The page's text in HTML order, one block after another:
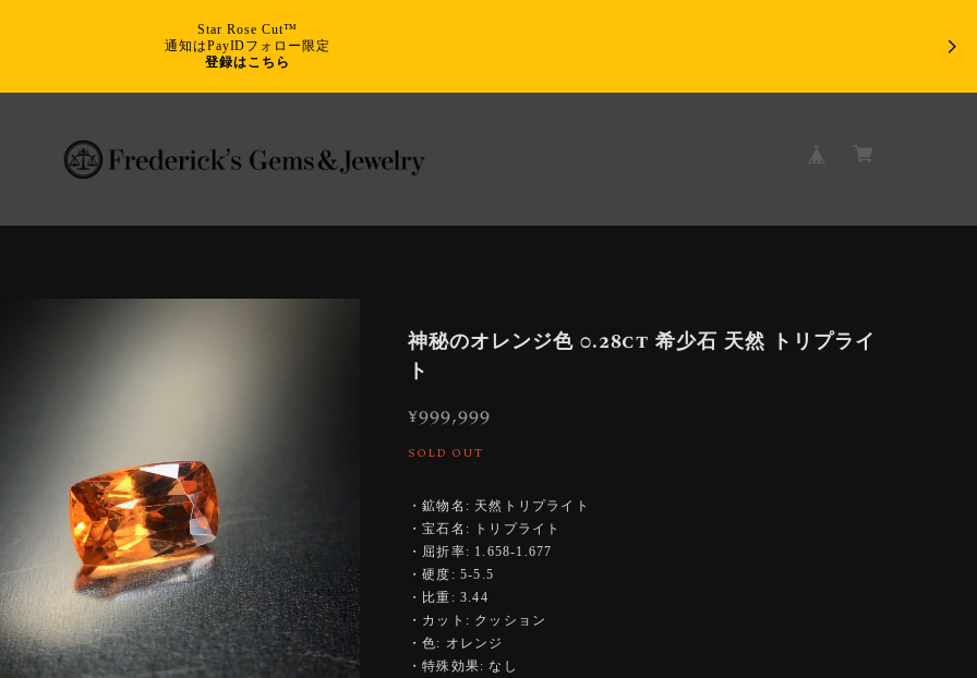
Star Rose Cut™
通知はPayIDフォロー限定
登録はこちら
神秘のオレンジ色 0.28ct 希少石 天然 トリプライ
ト
¥999,999
SOLD OUT
・鉱物名: 天然トリプライト
・宝石名: トリプライト
・屈折率: 1.658-1.677
・硬度: 5-5.5
・比重: 3.44
・カット: クッション
・色: オレンジ
・特殊効果: なし